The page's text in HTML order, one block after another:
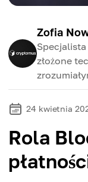
Zofia
złożone
24 kwietnia
Rola